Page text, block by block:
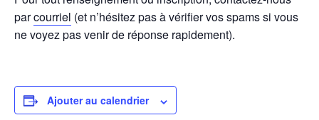
parcourriel (et n’hésitez pas à vérifier vos spams si vous
ne voyez pas venir de réponse rapidement).
Ajouter au calendrier